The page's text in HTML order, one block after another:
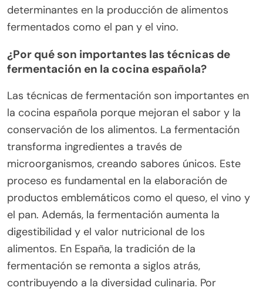
determinantes en la producción de alimentos
fermentados como el pan y el vino.
¿Por qué son importantes las técnicas de
fermentación en la cocina española?
Las técnicas de fermentación son importantes en
la cocina española porque mejoran el sabor y la
conservación de los alimentos. La fermentación
transforma ingredientes a través de
microorganismos, creando sabores únicos. Este
proceso es fundamental en la elaboración de
productos emblemáticos como el queso, el vino y
el pan. Además, la fermentación aumenta la
digestibilidad y el valor nutricional de los
alimentos. En España, la tradición de la
fermentación se remonta a siglos atrás,
contribuyendo a la diversidad culinaria. Por